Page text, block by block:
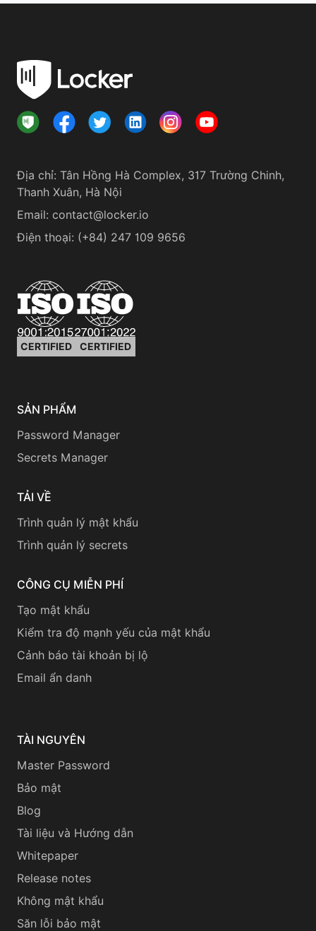
Địa chỉ: Tân Hồng Hà Complex, 317 Trường Chinh,
Thanh Xuân, Hà Nội
Email: contact@locker.io
Điện thoại: (+84) 247 109 9656
CERTIFIED CERTIFIED
SẢN PHẨM
Password Manager
Secrets Manager
TẢI VỀ
Trình quản lý mật khẩu
Trình quản lý secrets
CÔNG CỤ MIỄN PHÍ
Tạo mật khẩu
Kiểm tra độ mạnh yếu của mật khẩu
Cảnh báo tài khoản bị lộ
Email ẩn danh
TÀI NGUYÊN
Master Password
Bảo mật
Blog
Tài liệu và Hướng dẫn
Whitepaper
Release notes
Không mật khẩu
Săn lỗi bảo mật